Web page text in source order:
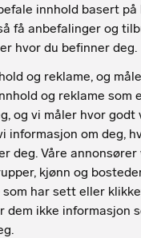
innhold basert på
få anbefalinger og
hvor du befinner deg.
og reklame, og
og reklame som
og vi måler hvor godt
informasjon om deg,
deg. Våre annonsører
kjønn og
som har sett eller
dem ikke informasjon